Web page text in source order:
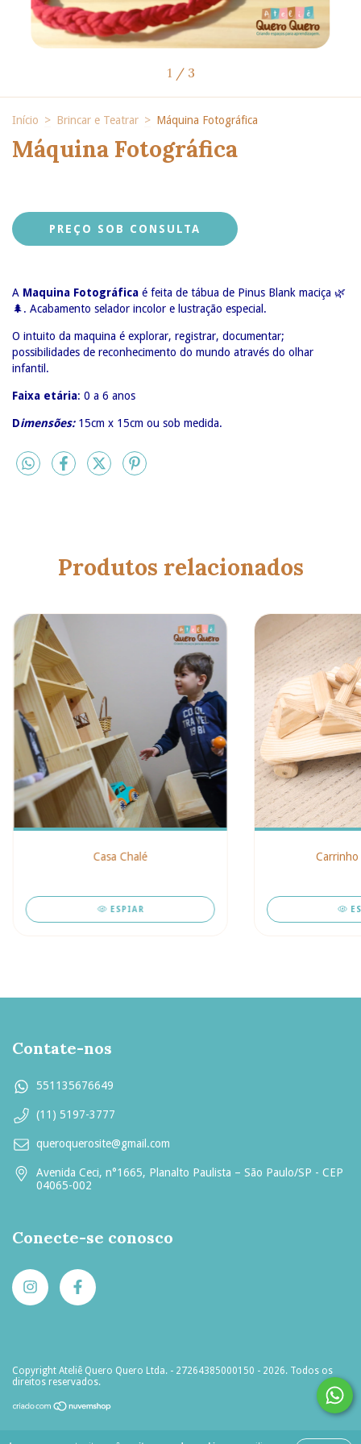
1 / 3
Início > Brincar e Teatrar > Máquina Fotográfica
Máquina Fotográfica
A Maquina Fotográfica é feita de tábua de Pinus Blank maciça 🌿
🌲. Acabamento selador incolor e lustração especial.
O intuito da maquina é explorar, registrar, documentar;
possibilidades de reconhecimento do mundo através do olhar
infantil.
Faixa etária: 0 a 6 anos
Dimensões: 15cm x 15cm ou sob medida.
Produtos relacionados
Casa Chalé
ESPIAR
Carrinho
Contate-nos
551135676649
(11) 5197-3777
queroquerosite@gmail.com
Avenida Ceci, n°1665, Planalto Paulista – São Paulo/SP - CEP
04065-002
Conecte-se conosco
Copyright Ateliê Quero Quero Ltda. - 27264385000150 - 2026. Todos os
direitos reservados.